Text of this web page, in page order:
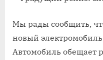
Мы рады сообщить,
новый
Автомобиль обещает